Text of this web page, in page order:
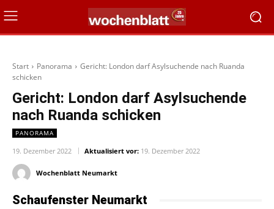
Start Panorama
Gericht: London darf Asylsuchende nach Ruanda
schicken
Gericht: London darf Asylsuchende
nach Ruanda schicken
PANORAMA
19. Dezember 2022 Aktualisiert vor: 19. Dezember 2022
Wochenblatt Neumarkt
Schaufenster Neumarkt